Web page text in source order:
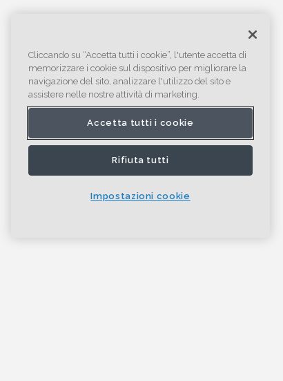
Cliccando su “Accetta tutti i cookie”, l'utente accetta di
memorizzare i cookie sul dispositivo per migliorare la
navigazione del sito, analizzare l'utilizzo del sito e
assistere nelle nostre attività di marketing.
Accetta tutti i cookie
Rifiuta tutti
Impostazioni cookie